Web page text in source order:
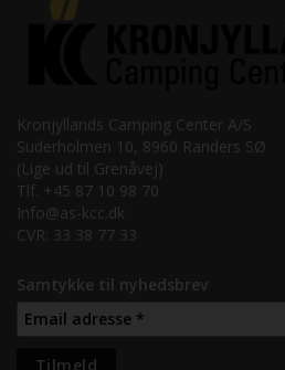
Kronjyllands Camping Center A/S
Suderholmen 10, 8960 Randers SØ
(Lige ud til Grenåvej)
Tlf. +45 87 10 98 70
Info@as-kcc.dk
CVR: 33 38 77 33
Samtykke til nyhedsbrev